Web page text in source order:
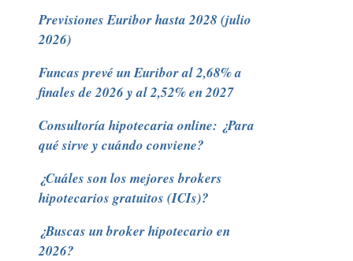
Previsiones Euribor hasta 2028 (julio
2026)
Funcas prevé un Euribor al 2,68% a
finales de 2026 y al 2,52% en 2027
Consultoría hipotecaria online: ¿Para
qué sirve y cuándo conviene?
¿Cuáles son los mejores brokers
hipotecarios gratuitos (ICIs)?
¿Buscas un broker hipotecario en
2026?